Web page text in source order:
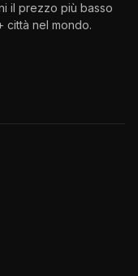
il prezzo più basso
città nel mondo.